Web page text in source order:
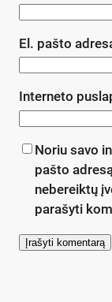
El. pašto
Interneto
Noriu savo
pašto
nebereiktų
parašyti